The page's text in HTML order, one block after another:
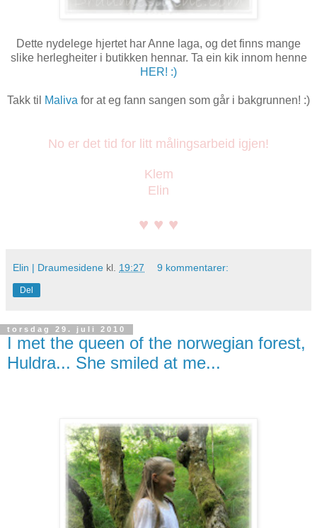
Dette nydelege hjertet har Anne laga, og det finns mange
slike herlegheiter i butikken hennar. Ta ein kik innom henne
HER! :)
Takk til Maliva for at eg fann sangen som går i bakgrunnen! :)
No er det tid for litt målingsarbeid igjen!
Klem
Elin
♥ ♥ ♥
Elin | Draumesidene kl. 19:27 9 kommentarer:
Del
torsdag 29. juli 2010
I met the queen of the norwegian forest,
Huldra... She smiled at me...